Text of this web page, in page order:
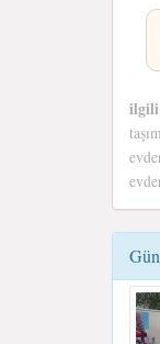
ilgili